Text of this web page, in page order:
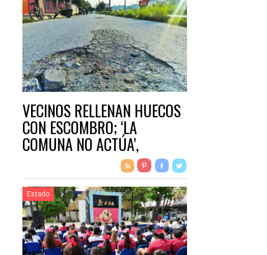
VECINOS RELLENAN HUECOS
CON ESCOMBRO; ‘LA
COMUNA NO ACTÚA’,
Estado